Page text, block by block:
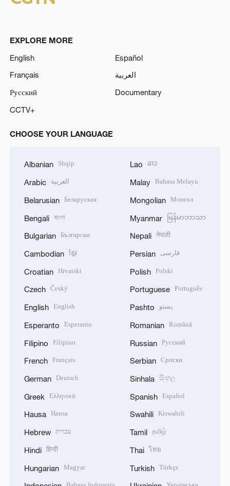
EXPLORE MORE
English
Español
Français
العربية
Русский
Documentary
CCTV+
CHOOSE YOUR LANGUAGE
Albanian Shqip
Arabic العربية
Belarusian Беларуская
Bengali বাংলা
Bulgarian Български
Cambodian ខ្មែរ
Croatian Hrvatski
Czech Český
English English
Esperanto Esperanto
Filipino Filipino
French Français
German Deutsch
Greek Ελληνικά
Hausa Hausa
Hebrew עברית
Hindi हिन्दी
Hungarian Magyar
Lao ລາວ
Malay Bahasa Melayu
Mongolian Монгол
Myanmar မြန်မာဘာသာ
Nepali नेपाली
Persian فارسی
Polish Polski
Portuguese Português
Pashto پښتو
Romanian Română
Russian Русский
Serbian Српски
Sinhala සිංහල
Spanish Español
Swahili Kiswahili
Tamil தமிழ்
Thai ไทย
Turkish Türkçe